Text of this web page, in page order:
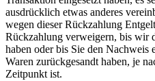
ausdrücklich etwas anderes
wegen dieser Rückzahlung
Rückzahlung verweigern, bis wir
haben oder bis Sie den Nachweis
Waren zurückgesandt haben, je
Zeitpunkt ist.